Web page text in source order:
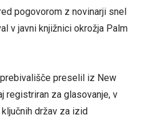
pogovorom z novinarji snel
v javni knjižnici okrožja Palm
preselil iz New
registriran za glasovanje, v
držav za izid